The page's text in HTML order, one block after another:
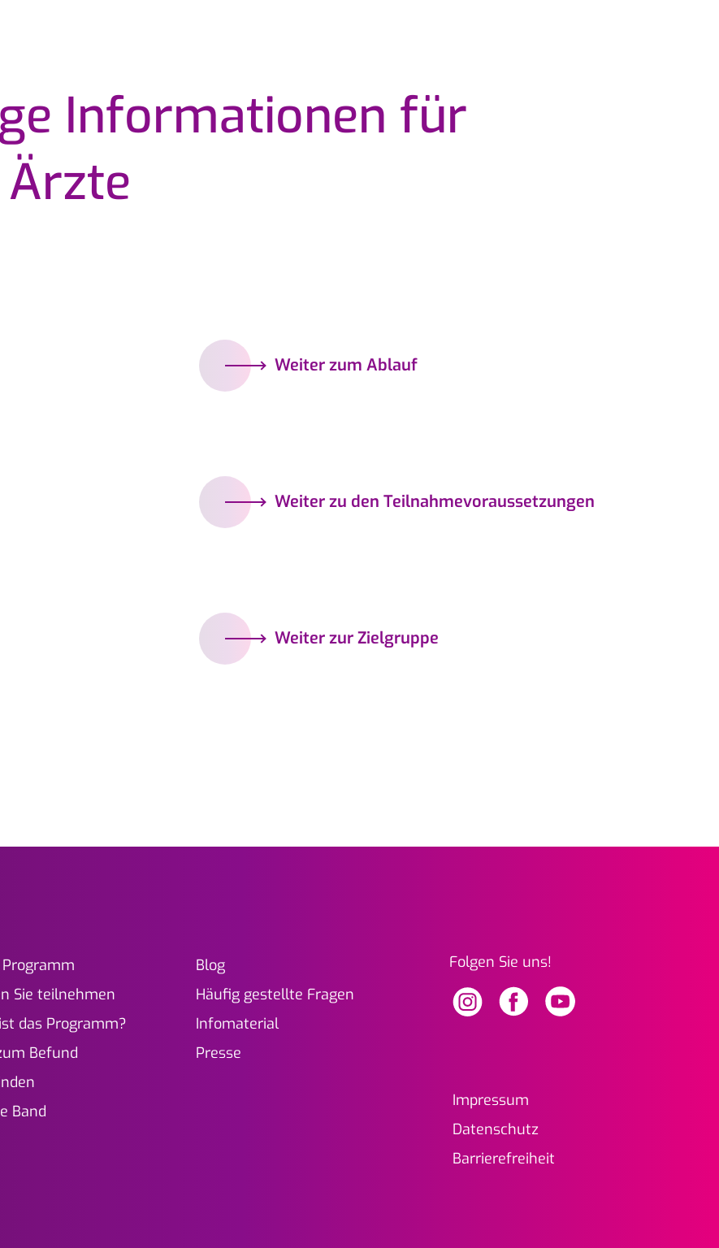
Informationen für
Weiter zum Ablauf
Weiter zu den Teilnahmevoraussetzungen
Weiter zur Zielgruppe
Sie teilnehmen
das Programm?
Befund
Band
Blog
Häufig gestellte Fragen
Infomaterial
Presse
Folgen Sie uns!
Impressum
Datenschutz
Barrierefreiheit